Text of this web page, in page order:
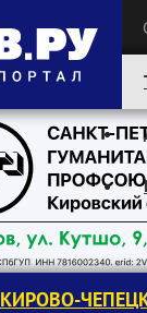
КИРОВО-